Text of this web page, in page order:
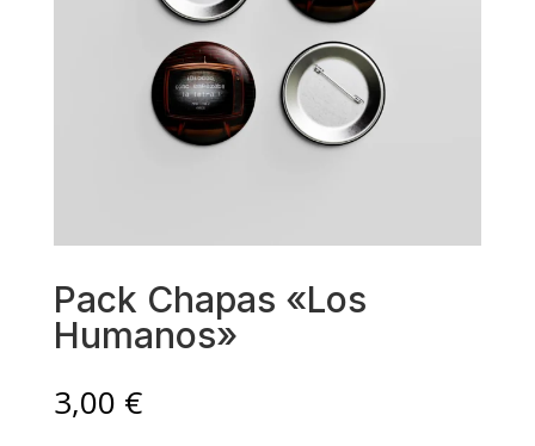
Pack Chapas «Los
Humanos»
3,00 €